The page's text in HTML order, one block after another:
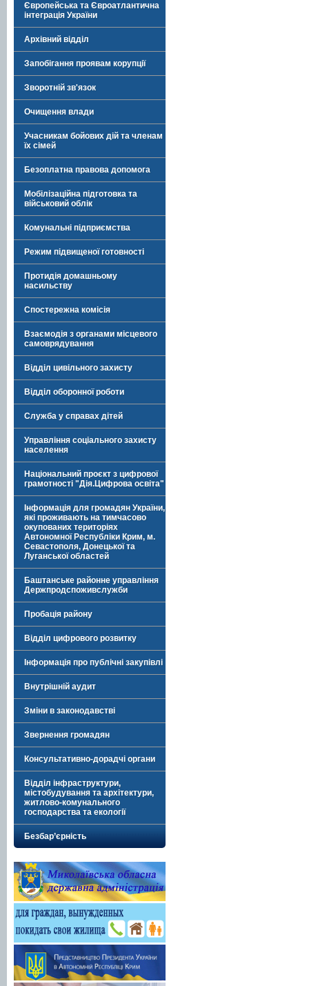
Європейська та Євроатлантична
інтеграція України
Архівний відділ
Запобігання проявам корупції
Зворотній зв'язок
Очищення влади
Учасникам бойових дій та членам
їх сімей
Безоплатна правова допомога
Мобілізаційна підготовка та
військовий облік
Комунальні підприємства
Режим підвищеної готовності
Протидія домашньому
насильству
Спостережна комісія
Взаємодія з органами місцевого
самоврядування
Відділ цивільного захисту
Відділ оборонної роботи
Служба у справах дітей
Управління соціального захисту
населення
Національний проєкт з цифрової
грамотності "Дія.Цифрова освіта"
Інформація для громадян України,
які проживають на тимчасово
окупованих територіях
Автономної Республіки Крим, м.
Севастополя, Донецької та
Луганської областей
Баштанське районне управління
Держпродспоживслужби
Пробація району
Відділ цифрового розвитку
Інформація про публічні закупівлі
Внутрішній аудит
Зміни в законодавстві
Звернення громадян
Консультативно-дорадчі органи
Відділ інфраструктури,
містобудування та архітектури,
житлово-комунального
господарства та екології
Безбар’єрність